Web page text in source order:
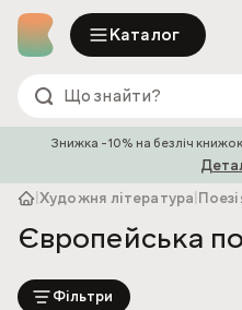
Каталог
Знижка -10% на безліч
|Художня література
Європейська
Фільтри